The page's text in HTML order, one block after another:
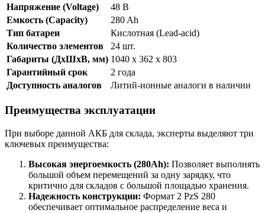
Напряжение (Voltage)
48 В
Емкость (Capacity)
280 Ah
Тип батареи
Кислотная (Lead-acid)
Количество элементов
24 шт.
Габариты (ДхШхВ, мм) 1040 x 362 x 803
Гарантийный срок
2 года
Доступность аналогов
Литий-ионные аналоги в наличии
Преимущества эксплуатации
При выборе данной АКБ для склада, эксперты выделяют три
ключевых преимущества:
Высокая энергоемкость (280Ah): Позволяет выполнять
большой объем перемещений за одну зарядку, что
критично для складов с большой площадью хранения.
Надежность конструкции: Формат 2 PzS 280
обеспечивает оптимальное распределение веса и